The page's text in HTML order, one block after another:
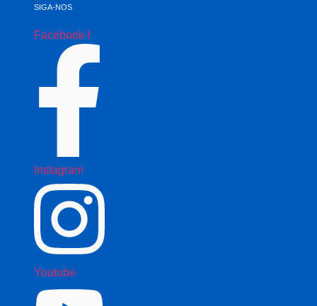
SIGA-NOS
Facebook-f
Instagram
Youtube